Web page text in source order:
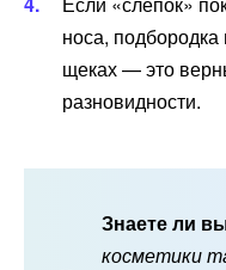
носа,
щеках — это
разновидности.
Знаете ли
косметики